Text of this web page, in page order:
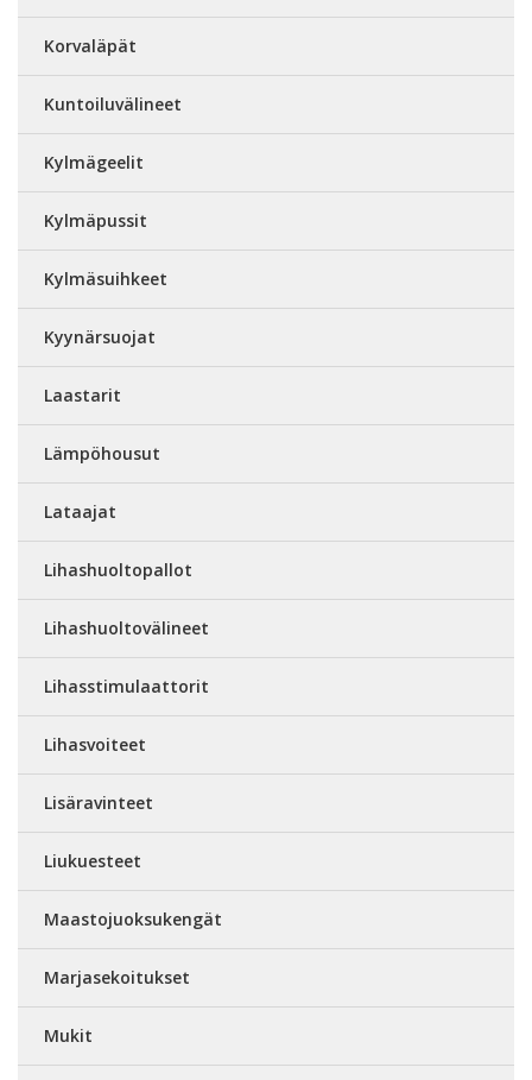
Korvaläpät
Kuntoiluvälineet
Kylmägeelit
Kylmäpussit
Kylmäsuihkeet
Kyynärsuojat
Laastarit
Lämpöhousut
Lataajat
Lihashuoltopallot
Lihashuoltovälineet
Lihasstimulaattorit
Lihasvoiteet
Lisäravinteet
Liukuesteet
Maastojuoksukengät
Marjasekoitukset
Mukit